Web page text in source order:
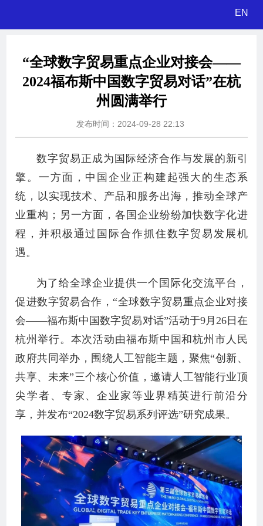
EN
“全球数字贸易重点企业对接会——
2024福布斯中国数字贸易对话”在杭
州圆满举行
发布时间：2024-09-28 22:13
数字贸易正成为国际经济合作与发展的新引
擎。一方面，中国企业正构建起强大的生态系
统，以实现技术、产品和服务出海，推动全球产
业重构；另一方面，各国企业纷纷加快数字化进
程，并积极通过国际合作抓住数字贸易发展机
遇。
为了给全球企业提供一个国际化交流平台，
促进数字贸易合作，“全球数字贸易重点企业对接
会——福布斯中国数字贸易对话”活动于9月26日在
杭州举行。本次活动由福布斯中国和杭州市人民
政府共同举办，围绕人工智能主题，聚焦“创新、
共享、未来”三个核心价值，邀请人工智能行业顶
尖学者、专家、企业家等业界精英进行前沿分
享，并发布“2024数字贸易系列评选”研究成果。